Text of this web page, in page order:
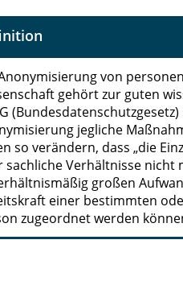
von
gehört zur guten
jegliche
so verändern, dass „die
sachliche Verhältnisse
großen
einer bestimmten
zugeordnet werden